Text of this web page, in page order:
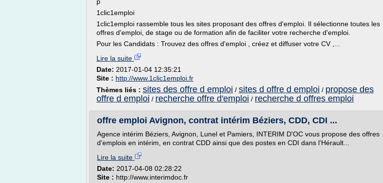
1clic1emploi
1clic1emploi rassemble tous les sites proposant des offres d'emploi. Il sélectionne toutes les
offres d'emploi, de stage ou de formation afin de faciliter votre recherche d'emploi.
Pour les Candidats : Trouvez des offres d'emploi , créez et diffuser votre CV ,...
Lire la suite
Date: 2017-01-04 12:35:21
Site : http://www.1clic1emploi.fr
Thèmes liés : sites des offre d emploi / sites d offre d emploi / propose des
offre d emploi / recherche offre d'emploi / recherche d offres emploi
offre emploi Avignon, contrat intérim Béziers, CDD, CDI ...
Agence intérim Béziers, Avignon, Lunel et Pamiers, INTERIM D'OC vous propose des offres
d'emplois en intérim, en contrat CDD ainsi que des postes en CDI dans l'Hérault...
Lire la suite
Date: 2017-04-08 02:28:22
Site : http://www.interimdoc.fr